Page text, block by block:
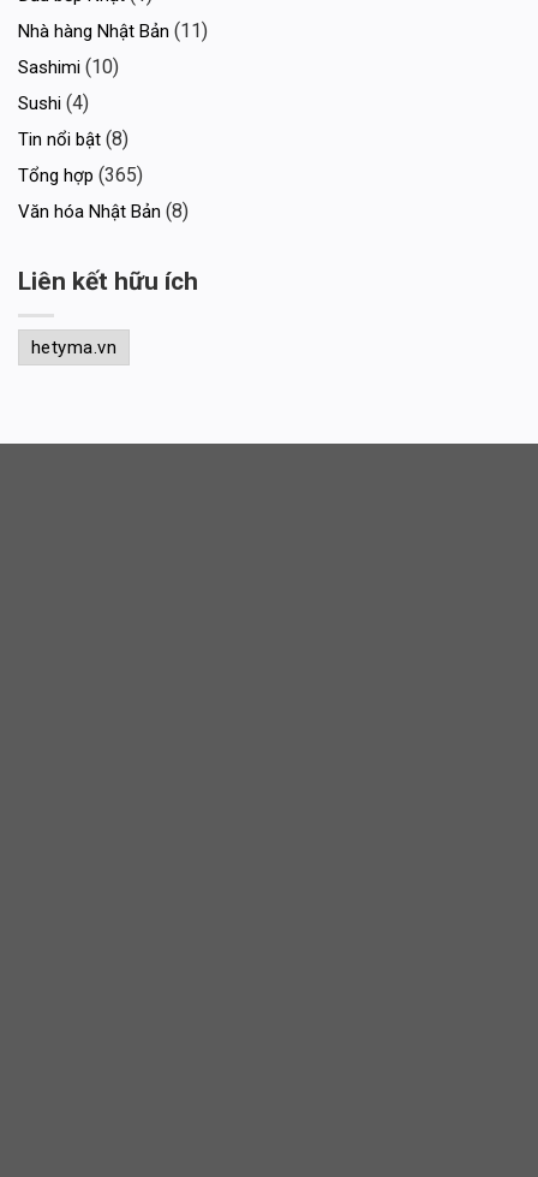
Nhà hàng Nhật Bản (11)
Sashimi (10)
Sushi (4)
Tin nổi bật (8)
Tổng hợp (365)
Văn hóa Nhật Bản (8)
Liên kết hữu ích
hetyma.vn